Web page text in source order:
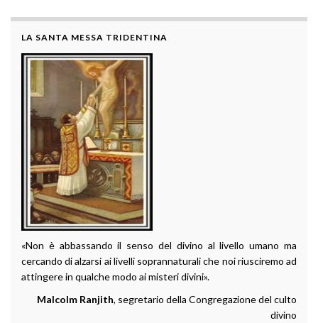
LA SANTA MESSA TRIDENTINA
«Non è abbassando il senso del divino al livello umano ma
cercando di alzarsi ai livelli soprannaturali che noi riusciremo ad
attingere in qualche modo ai misteri divini».
Malcolm Ranjith, segretario della Congregazione del culto
divino